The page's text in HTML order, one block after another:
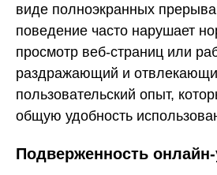
виде полноэкранных
поведение часто нарушает
просмотр веб-страниц или
раздражающий и
пользовательский опыт,
общую удобность
Подверженность онлайн-